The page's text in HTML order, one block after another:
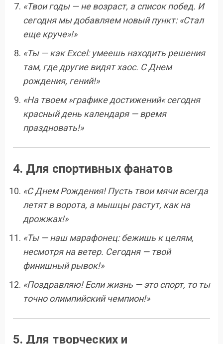
«Твои годы — не возраст, а список побед. И
сегодня мы добавляем новый пункт: «Стал
еще круче»!»
«Ты — как Excel: умеешь находить решения
там, где другие видят хаос. С Днем
рождения, гений!»
«На твоем »графике достижений« сегодня
красный день календаря — время
праздновать!»
4. Для спортивных фанатов
«С Днем Рождения! Пусть твои мячи всегда
летят в ворота, а мышцы растут, как на
дрожжах!»
«Ты — наш марафонец: бежишь к целям,
несмотря на ветер. Сегодня — твой
финишный рывок!»
«Поздравляю! Если жизнь — это спорт, то ты
точно олимпийский чемпион!»
5. Для творческих и